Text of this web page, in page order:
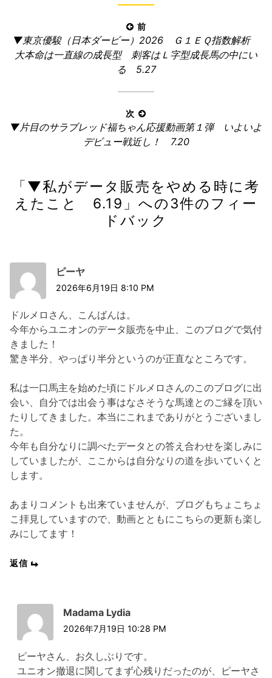
稿
ナ
シ
前
前
の
▼東京優駿（日本ダービー）2026 Ｇ１ＥＱ指数解析
大本命は一直線の成長型 刺客はＬ字型成長馬の中にい
る 5.27
次
次
▼片目のサラブレッド福ちゃん応援動画第１弾 いよいよ
デビュー戦近し！ 7.20
「▼私がデータ販売をやめる時に考
えたこと 6.19 」への3件のフィー
ドバック
ピーヤ
2026年6月19日 8:10 PM
ドルメロさん、こんばんは。
今年からユニオンのデータ販売を中止、このブログで気付
きました！
驚き半分、やっぱり半分というのが正直なところです。
私は一口馬主を始めた頃にドルメロさんのこのブログに出
会い、自分では出会う事はなさそうな馬達とのご縁を頂い
たりしてきました。本当にこれまでありがとうございまし
た。
今年も自分なりに調べたデータとの答え合わせを楽しみに
していましたが、ここからは自分なりの道を歩いていくと
します。
あまりコメントも出来ていませんが、ブログもちょこちょ
こ拝見していますので、動画とともにこちらの更新も楽し
みにしてます！
返信
Madama Lydia
2026年7月19日 10:28 PM
ピーヤさん、お久しぶりです。
ユニオン撤退に関してまず心残りだったのが、ピーヤさ